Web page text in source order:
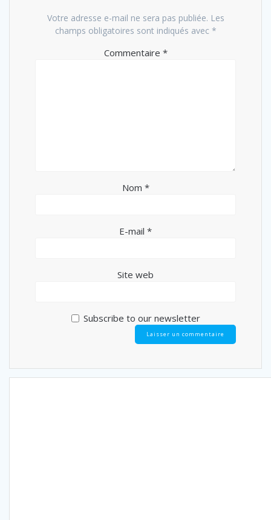
Votre adresse e-mail ne sera pas publiée. Les
champs obligatoires sont indiqués avec *
Commentaire *
Nom *
E-mail *
Site web
Subscribe to our newsletter